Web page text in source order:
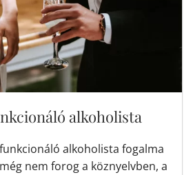
alkoholista
alkoholista fogalma
nem forog a köznyelvben, a